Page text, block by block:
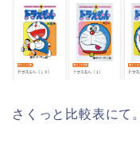
さくっと比較表にて。